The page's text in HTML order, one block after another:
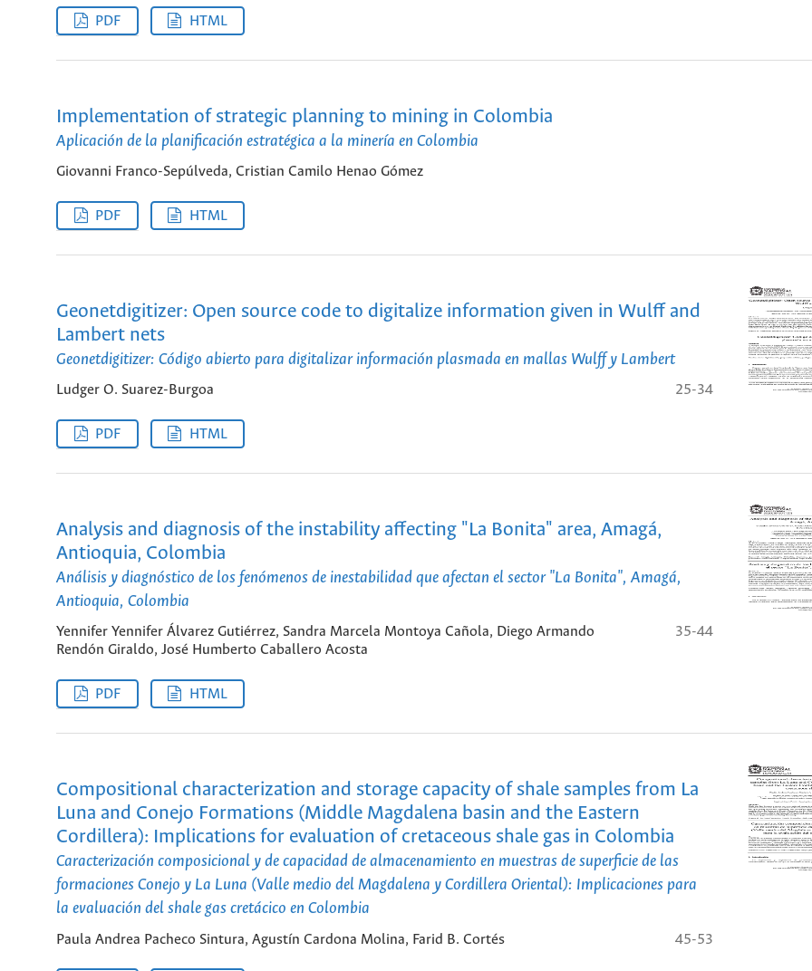
PDF HTML
Implementation of strategic planning to mining in Colombia
Aplicación de la planificación estratégica a la minería en Colombia
Giovanni Franco-Sepúlveda, Cristian Camilo Henao Gómez
PDF HTML
Geonetdigitizer: Open source code to digitalize information given in Wulff and
Lambert nets
Geonetdigitizer: Código abierto para digitalizar información plasmada en mallas Wulff y Lambert
Ludger O. Suarez-Burgoa 25-34
PDF HTML
Analysis and diagnosis of the instability affecting "La Bonita" area, Amagá,
Antioquia, Colombia
Análisis y diagnóstico de los fenómenos de inestabilidad que afectan el sector "La Bonita", Amagá,
Antioquia, Colombia
Yennifer Yennifer Álvarez Gutiérrez, Sandra Marcela Montoya Cañola, Diego Armando
Rendón Giraldo, José Humberto Caballero Acosta
35-44
PDF HTML
Compositional characterization and storage capacity of shale samples from La
Luna and Conejo Formations (Middle Magdalena basin and the Eastern
Cordillera): Implications for evaluation of cretaceous shale gas in Colombia
Caracterización composicional y de capacidad de almacenamiento en muestras de superficie de las
formaciones Conejo y La Luna (Valle medio del Magdalena y Cordillera Oriental): Implicaciones para
la evaluación del shale gas cretácico en Colombia
Paula Andrea Pacheco Sintura, Agustín Cardona Molina, Farid B. Cortés 45-53